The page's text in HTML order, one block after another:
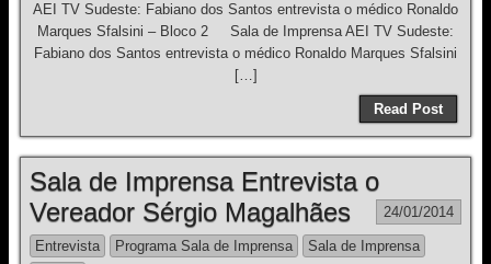
AEI TV Sudeste: Fabiano dos Santos entrevista o médico Ronaldo
Marques Sfalsini – Bloco 2 Sala de Imprensa AEI TV Sudeste:
Fabiano dos Santos entrevista o médico Ronaldo Marques Sfalsini
[…]
Read Post
Sala de Imprensa Entrevista o
Vereador Sérgio Magalhães
24/01/2014
Entrevista Programa Sala de Imprensa
Sala de Imprensa